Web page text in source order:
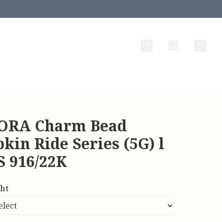
Charm Bead
Ride Series (5G) l
916/22K